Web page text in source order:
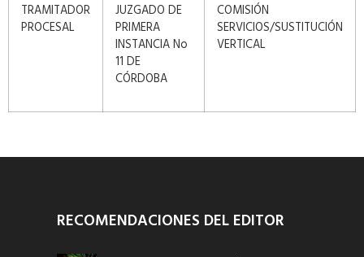
TRAMITADOR
PROCESAL
JUZGADO DE
PRIMERA
INSTANCIA No
11 DE
CÓRDOBA
COMISIÓN
SERVICIOS/SUSTITUCIÓN
VERTICAL
RECOMENDACIONES DEL EDITOR